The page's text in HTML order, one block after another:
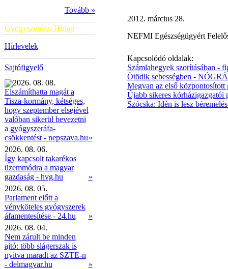
Tovább »
Gyógyszerészi Hírlap
Hírlevelek
Sajtófigyelő
2026. 08. 08.
Elszámíthatta magát a
Tisza-kormány, kétséges,
hogy szeptember elsejével
valóban sikerül bevezetni
a gyógyszeráfa-
csökkentést - nepszava.hu»
2026. 08. 06.
Így kapcsolt takarékos
üzemmódra a magyar
gazdaság - hvg.hu
»
2026. 08. 05.
Parlament előtt a
vényköteles gyógyszerek
áfamentesítése - 24.hu
»
2026. 08. 04.
Nem zárult be minden
ajtó: több slágerszak is
nyitva maradt az SZTE-n
- delmagyar.hu
»
2012. március 28.
NEFMI Egészségügyért
Kapcsolódó oldalak:
Számlahegyek szorításában -
Ötödik sebességben -
Megvan az első központosított
Újabb sikeres kórházigazgatói
Szócska: Idén is lesz